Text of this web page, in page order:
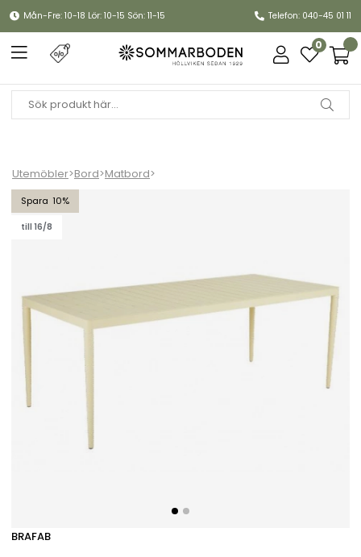
Mån-Fre: 10-18 Lör: 10-15 Sön: 11-15 Telefon: 040-45 01 11
0
Utemöbler>Bord>Matbord>
10
till 16/8
Bigby bord 195x90 H73 cm - lemon
BRAFAB